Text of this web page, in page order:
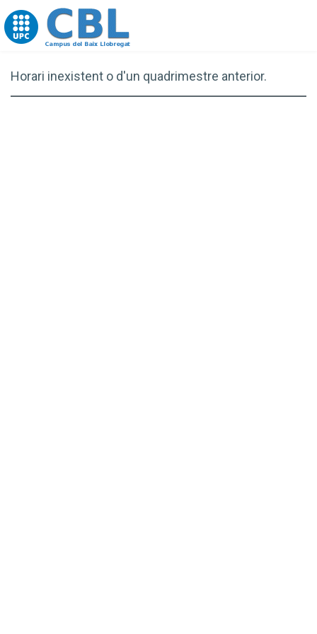
Go to upc.edu
Horari inexistent o d'un quadrimestre anterior.